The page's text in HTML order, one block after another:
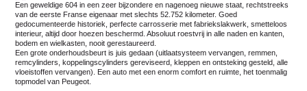
Een geweldige 604 in een zeer bijzondere en nagenoeg nieuwe staat, rechtstreeks
van de eerste Franse eigenaar met slechts 52.752 kilometer. Goed
gedocumenteerde historiek, perfecte carrosserie met fabriekslakwerk, smetteloos
interieur, altijd door hoezen beschermd. Absoluut roestvrij in alle naden en kanten,
bodem en wielkasten, nooit gerestaureerd.
Een grote onderhoudsbeurt is juis gedaan (uitlaatsysteem vervangen, remmen,
remcylinders, koppelingscylinders gereviseerd, kleppen en ontsteking gesteld, alle
vloeistoffen vervangen). Een auto met een enorm comfort en ruimte, het toenmalig
topmodel van Peugeot.